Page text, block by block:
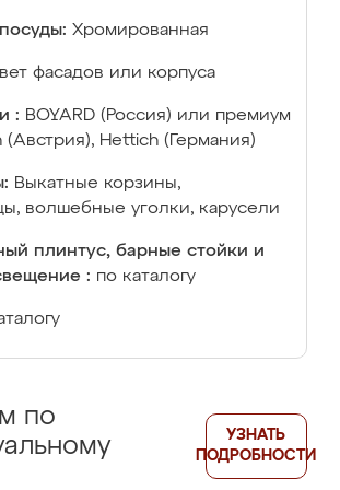
Хромированная
фасадов или корпуса
: BOYARD (Россия) или премиум
(Австрия), Hettich (Германия)
Выкатные корзины,
волшебные уголки, карусели
плинтус, барные стойки и
: по каталогу
по
УЗНАТЬ
ПОДРОБНОСТИ